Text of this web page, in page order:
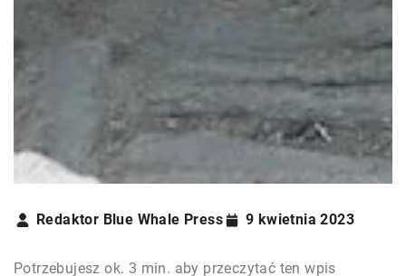
Redaktor Blue Whale Press 9 kwietnia 2023
Potrzebujesz ok. 3 min. aby przeczytać ten wpis